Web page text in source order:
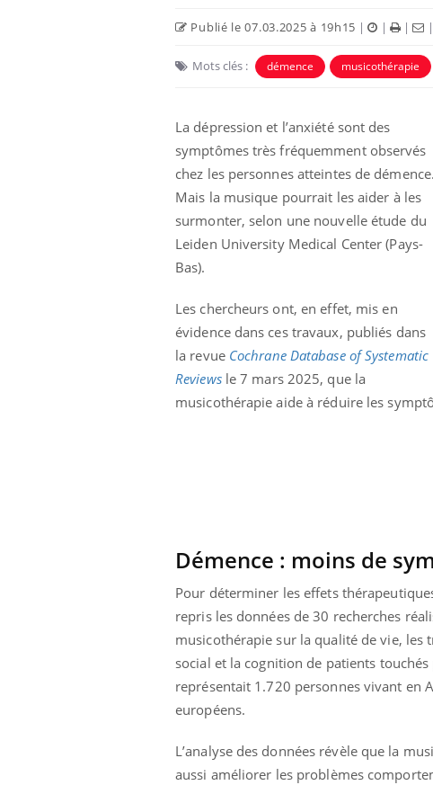
Publié le 07.03.2025 à 19h15 | | |
Mots clés : démence musicothérapie
La dépression et l’anxiété sont des
symptômes très fréquemment observés
chez les personnes atteintes de démence.
Mais la musique pourrait les aider à les
surmonter, selon une nouvelle étude du
Leiden University Medical Center (Pays-
Bas).
Les chercheurs ont, en effet, mis en
évidence dans ces travaux, publiés dans
la revue Cochrane Database of Systematic
Reviewsle 7 mars 2025, que la
musicothérapie aide à réduire les
Démence : moins de
Pour déterminer les effets
repris les données de 30 recherches
musicothérapie sur la qualité de vie,
social et la cognition de patients
représentait 1.720 personnes vivant en
européens.
L’analyse des données révèle que la
aussi améliorer les problèmes
expliquer ma maladie Youtube
Il y a des sujets qui sont faciles à aborder...
d'autres non ! D'un côté, poser des
questions sur la maladie d'un proche c'est
prévenir
Fatigue,
même
...